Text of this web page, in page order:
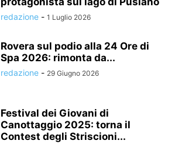
redazione - 1 Luglio 2026
Rovera sul podio alla 24 Ore di
Spa 2026: rimonta da...
redazione - 29 Giugno 2026
Festival dei Giovani di
Canottaggio 2025: torna il
Contest degli Striscioni...